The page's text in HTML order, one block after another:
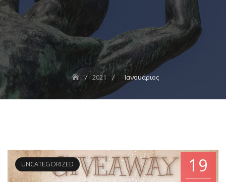
2021 Ιανουάριος
UNCATEGORIZED 19